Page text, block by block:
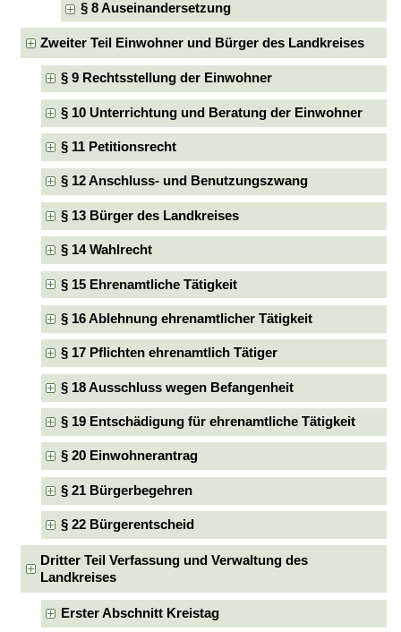
§ 8 Auseinandersetzung
Zweiter Teil Einwohner und Bürger des Landkreises
§ 9 Rechtsstellung der Einwohner
§ 10 Unterrichtung und Beratung der Einwohner
§ 11 Petitionsrecht
§ 12 Anschluss- und Benutzungszwang
§ 13 Bürger des Landkreises
§ 14 Wahlrecht
§ 15 Ehrenamtliche Tätigkeit
§ 16 Ablehnung ehrenamtlicher Tätigkeit
§ 17 Pflichten ehrenamtlich Tätiger
§ 18 Ausschluss wegen Befangenheit
§ 19 Entschädigung für ehrenamtliche Tätigkeit
§ 20 Einwohnerantrag
§ 21 Bürgerbegehren
§ 22 Bürgerentscheid
Dritter Teil Verfassung und Verwaltung des
Landkreises
Erster Abschnitt Kreistag